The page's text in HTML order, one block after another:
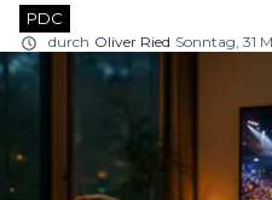
PDC
durch Oliver Ried Sonntag, 31